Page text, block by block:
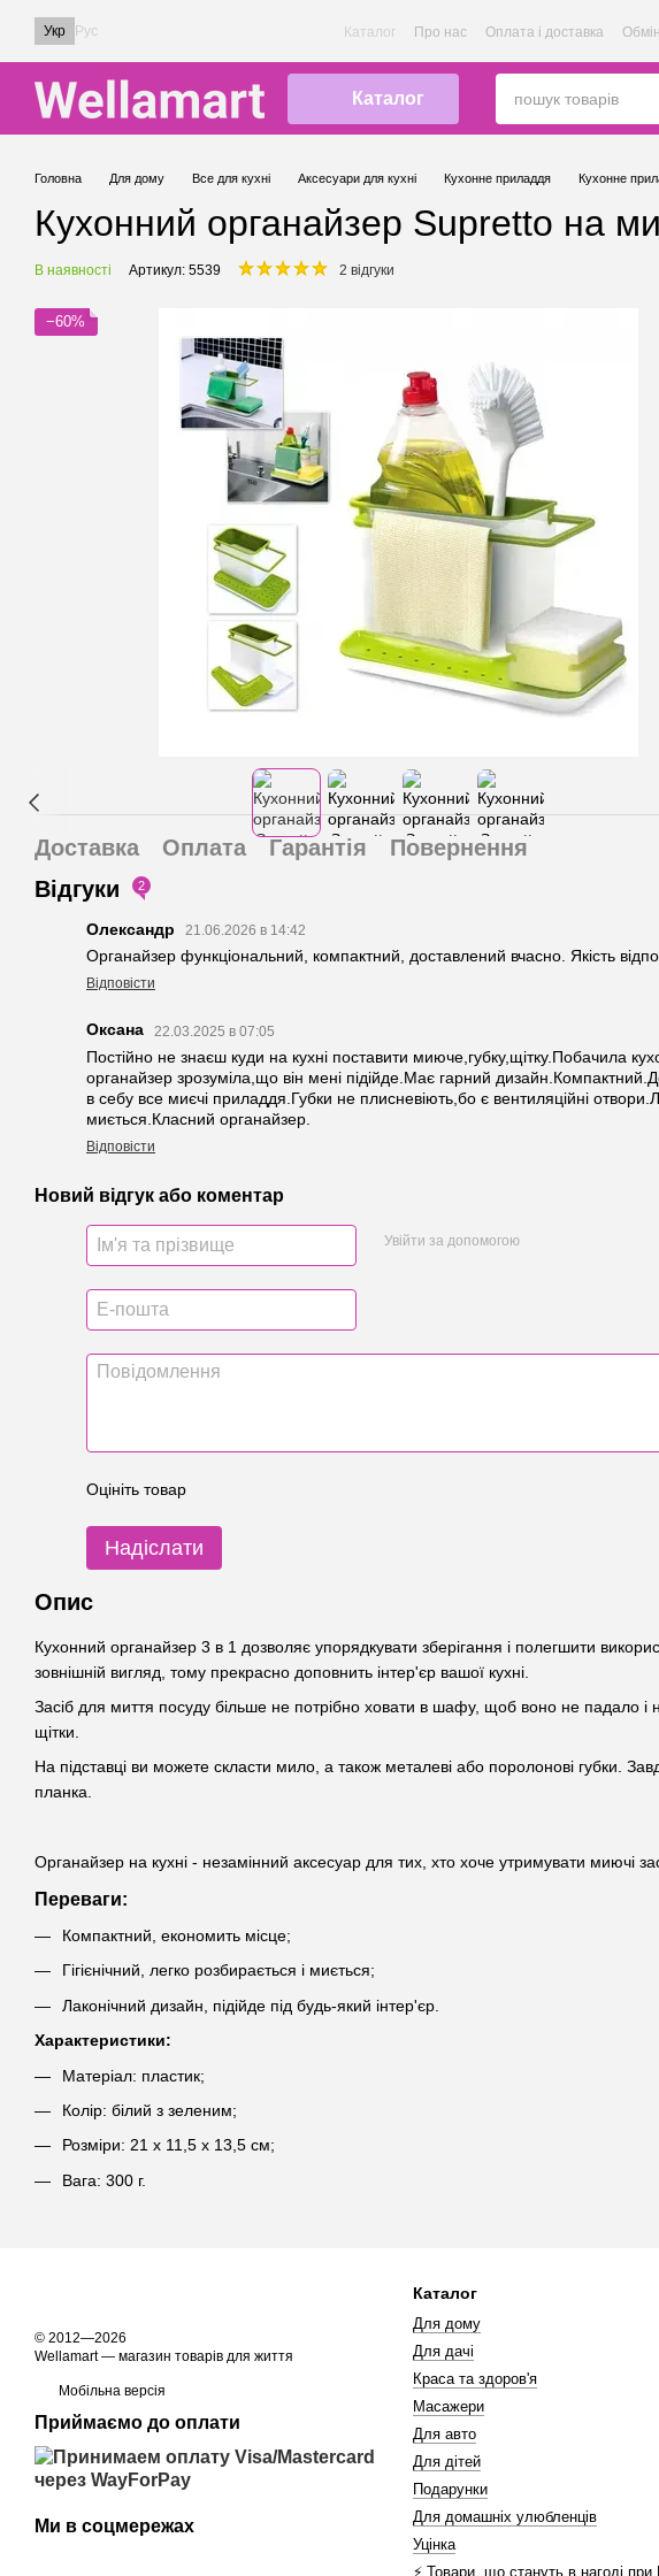
Перейти до основного контенту
Укр Рус Каталог Про нас Оплата і доставка
Каталог
Головна Для дому Все для кухні Аксесуари для кухні Кухонне приладдя Кухонне
Кухонний органайзер Supretto на
В наявності Артикул: 5539 2 відгуки
−60%
Доставка Оплата Гарантія
Повернення
Відгуки
2
Олександр 21.06.2026 в 14:42
Органайзер функціональний, компактний, доставлений вчасно. Якість
Відповісти
Оксана 22.03.2025 в 07:05
Постійно не знаєш куди на кухні поставити миюче,губку,щітку.Побачила
органайзер зрозуміла,що він мені підійде.Має гарний
в себу все миєчі приладдя.Губки не плисневіють,бо є вентиляційні
миється.Класний органайзер.
Відповісти
Новий відгук або коментар
Увійти за допомогою
Оцініть товар
Надіслати
Опис
Кухонний органайзер 3 в 1 дозволяє упорядкувати зберігання і полегшити
зовнішній вигляд, тому прекрасно доповнить інтер'єр вашої кухні.
Засіб для миття посуду більше не потрібно ховати в шафу, щоб воно не падало і
щітки.
На підставці ви можете скласти мило, а також металеві або поролонові губки.
планка.
Органайзер на кухні - незамінний аксесуар для тих, хто хоче утримувати миючі
Переваги:
Компактний, економить місце;
Гігієнічний, легко розбирається і миється;
Лаконічний дизайн, підійде під будь-який інтер'єр.
Характеристики:
Матеріал: пластик;
Колір: білий з зеленим;
Розміри: 21 х 11,5 х 13,5 см;
Вага: 300 г.
© 2012—2026
Wellamart — магазин товарів для життя
Мобільна версія
Приймаємо до оплати
Ми в соцмережах
Каталог
Для дому
Для дачі
Краса та здоров'я
Масажери
Для авто
Для дітей
Подарунки
Для домашніх улюбленців
Уцінка
⚡️ Товари, що стануть в нагоді при